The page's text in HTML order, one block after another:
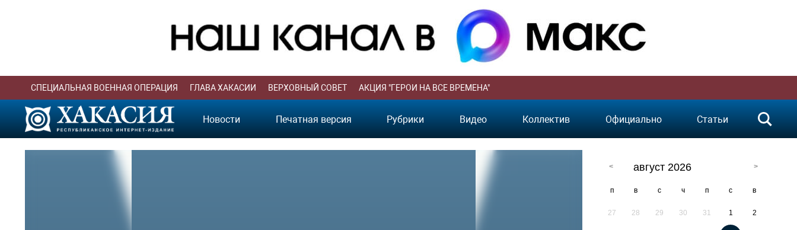
СПЕЦИАЛЬНАЯ ВОЕННАЯ ОПЕРАЦИЯ ГЛАВА ХАКАСИИ ВЕРХОВНЫЙ СОВЕТ АКЦИЯ "ГЕРОИ НА ВСЕ ВРЕМЕНА"
Новости Печатная версия Рубрики Видео Коллектив Официально Статьи
август 2026
п в с ч п с в
27 28 29 30 31 1 2